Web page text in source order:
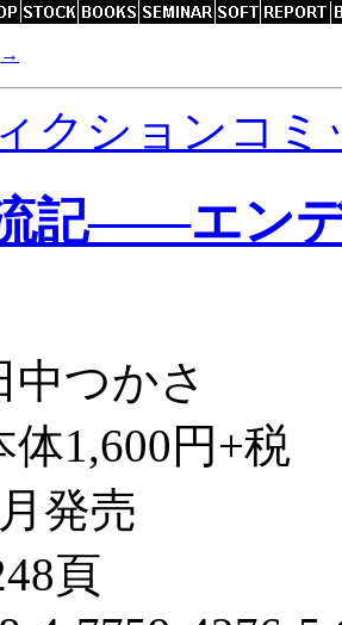
→
クションコミ
記――エン
つかさ
1,600円+税
発売
頁